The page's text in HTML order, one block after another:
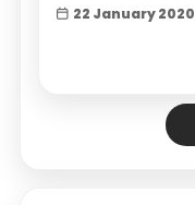
22 January 2020